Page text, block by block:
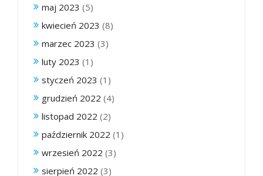
maj 2023 (5)
kwiecień 2023 (8)
marzec 2023 (3)
luty 2023 (1)
styczeń 2023 (1)
grudzień 2022 (4)
listopad 2022 (2)
październik 2022 (1)
wrzesień 2022 (3)
sierpień 2022 (3)